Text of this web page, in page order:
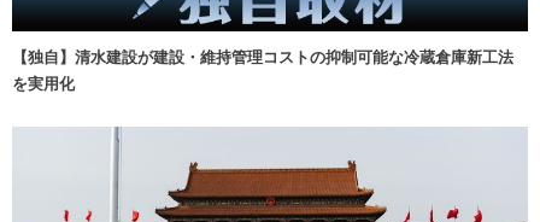
【独自】清水建設が建設・維持管理コストの抑制可能な冷蔵倉庫新工法
を実用化